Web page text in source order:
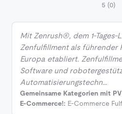
5 (0)
Mit Zenrush®, dem 1-
Zenfulfillment als führender
Europa etabliert.
Software und
Automatisierungstechn…
Gemeinsame Kategorien mit
E-Commerce!: E-Commerce